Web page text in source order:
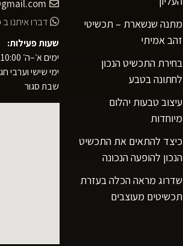
מתנה שנשארת – תכשיטי
זהב אמיתי
בחירת התכשיט הנכון
לחתונה בטבע
עיצוב טבעות יהלום
מיוחדות
כיצד להתאים את התכשיט
הנכון להופעה הנכונה
שדרוג מראה הכלה בעזרת
תכשיטים מעוצבים
דברו איתנו ב
שעות פעילות:
ימים א׳–ה׳ 10:00–19:30
ימי שישי וערבי חג 10:00–14:30
שבת סגור